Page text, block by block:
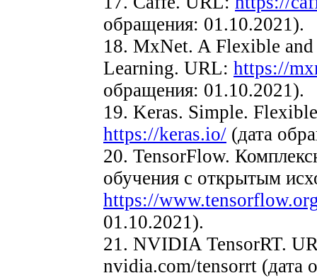
обращения: 01.10.2021).
18. MxNet. A Flexible
Learning. URL: https://
обращения: 01.10.2021).
19. Keras. Simple.
https://keras.io/ (дата
20. TensorFlow.
обучения с открытым
https://
01.10.2021).
21. NVIDIA TensorRT.
nvidia.com/tensorrt (дата